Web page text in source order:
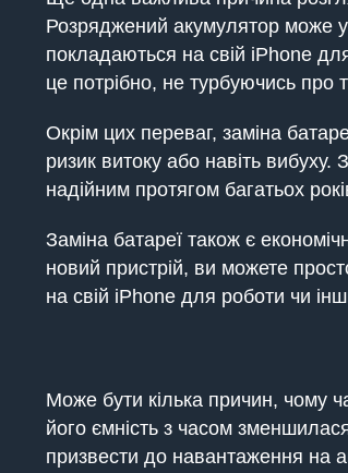
Розряджений акумулятор може
покладаються на свій iPhone
це потрібно, не турбуючись про
Окрім цих переваг, заміна
ризик витоку або навіть
надійним протягом багатьох
Заміна батареї також є
новий пристрій, ви можете
на свій iPhone для роботи чи
Може бути кілька причин, чому
його ємність з часом
призвести до навантаження на